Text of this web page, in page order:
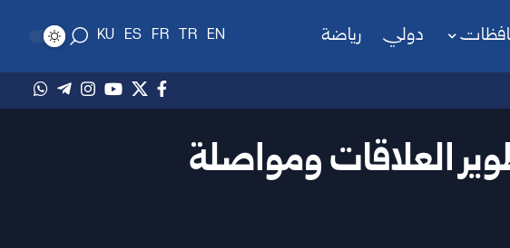
دولي رياضة EN
TR
FR
ES
KU
العلاقات ومواصلة